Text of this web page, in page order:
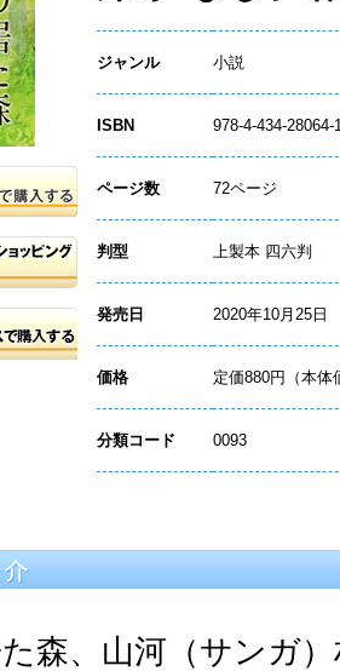
ジャンル 小説
ISBN 978-4-434-28064-
ページ数 72ページ
判型 上製本 四六判
発売日 2020年10月25日
価格 定価880円（本体
分類コード 0093
森、山河（サンガ